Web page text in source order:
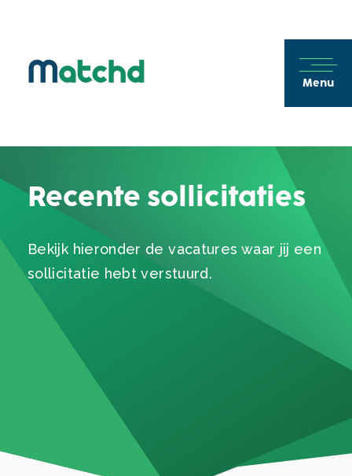
Menu
Recente sollicitaties
Bekijk hieronder de vacatures waar jij een
sollicitatie hebt verstuurd.